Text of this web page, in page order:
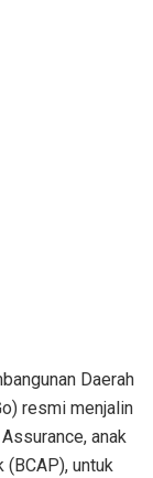
Daerah
resmi menjalin
anak
(BCAP), untuk